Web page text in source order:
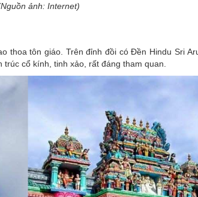
ảnh: Internet)
thoa tôn giáo. Trên đỉnh đồi có Đền Hindu Sri
cổ kính, tinh xảo, rất đáng tham quan.